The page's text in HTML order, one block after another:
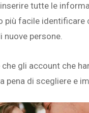
tutte le
facile
persone.
gli account che
di scegliere e